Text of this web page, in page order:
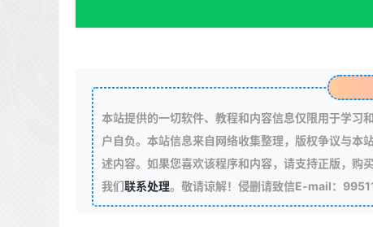
本站提供的一切软件、教程和内容信息仅限用于学习
户自负。本站信息来自网络收集整理，版权争议与本
述内容。如果您喜欢该程序和内容，请支持正版，购
我们联系处理。敬请谅解！侵删请致信E-mail：